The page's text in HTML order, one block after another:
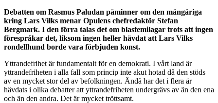
Debatten om Rasmus Paludan påminner om den mångåriga
kring Lars Vilks menar Opulens chefredaktör Stefan
Bergmark. I den förra talas det om blasfemilagar trots att ingen
förespråkar det, liksom ingen heller hävdat att Lars Vilks
rondellhund borde vara förbjuden konst.
Yttrandefrihet är fundamentalt för en demokrati. I vårt land är
yttrandefriheten i alla fall som princip inte akut hotad då den stöds
av en mycket stor del av befolkningen. Ändå har det i flera år
hävdats i olika debatter att yttrandefriheten undergrävs av än den ena
och än den andra. Det är mycket tröttsamt.